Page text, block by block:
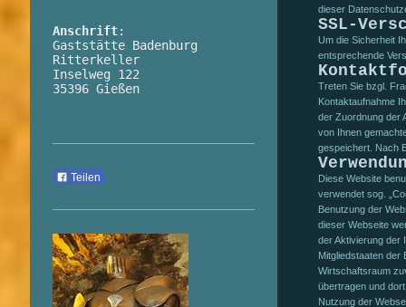
Anschrift:
Gaststätte Badenburg
Ritterkeller
Inselweg 122
35396 Gießen
Teilen
dieser
SSL-
Um die Sicherheit
entsprechende
Treten Sie bzgl.
Kontaktaufnahme
der Zuordnung der
von Ihnen
gespeichert. Nach
Diese Website
verwendet sog.
Benutzung der
dieser Webseite
der Aktivierung der
Mitgliedstaaten der
Wirtschaftsraum
übertragen und
Nutzung der